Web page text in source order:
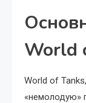
World
World of
«немолодую»